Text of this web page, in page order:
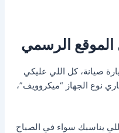
الرسمي
صيانة، كل اللي عليكي
نوع الجهاز “ميكروويف”،
يناسبك سواء في الصباح